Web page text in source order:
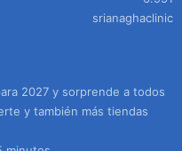
srianaghaclinic
2027 y sorprende a todos
y también más tiendas